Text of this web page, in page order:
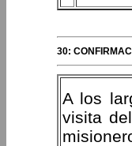
30:
A los
visita